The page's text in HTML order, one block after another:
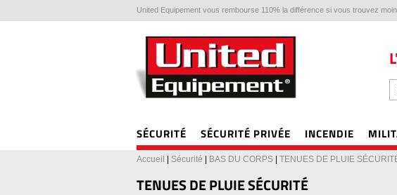
United Equipement vous rembourse 110% la différence si vous trouvez
SÉCURITÉ SÉCURITÉ PRIVÉE INCENDIE
Accueil Sécurité BAS DU CORPS TENUES DE PLUIE
TENUES DE PLUIE SÉCURITÉ